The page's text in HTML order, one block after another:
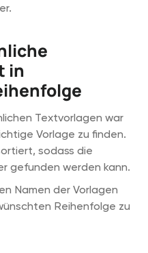
in
Textvorlagen war
Vorlage zu finden.
sodass die
gefunden werden kann.
Namen der Vorlagen
Reihenfolge zu